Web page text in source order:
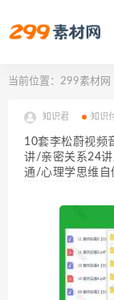
当前位置： 299素材网
知识君 知识
10套李松蔚视频
讲/亲密关系24
通/心理学思维